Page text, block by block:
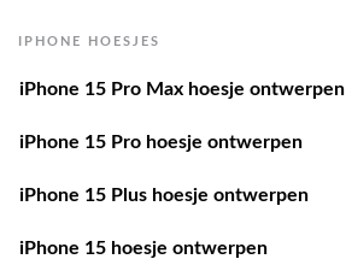
IPHONE HOESJES
iPhone 15 Pro Max hoesje ontwerpen
iPhone 15 Pro hoesje ontwerpen
iPhone 15 Plus hoesje ontwerpen
iPhone 15 hoesje ontwerpen